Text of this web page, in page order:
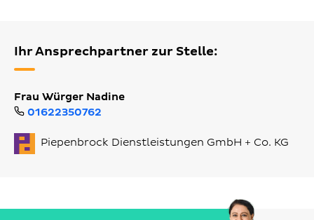
Ihr Ansprechpartner zur Stelle:
Frau Würger Nadine
01622350762
Piepenbrock Dienstleistungen GmbH + Co. KG